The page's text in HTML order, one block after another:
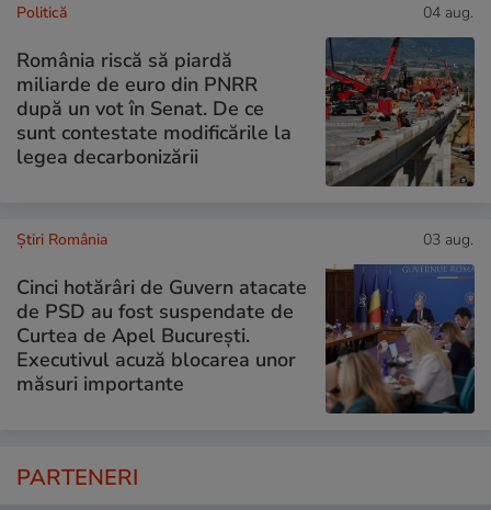
Politică 04 aug.
România riscă să piardă
miliarde de euro din PNRR
după un vot în Senat. De ce
sunt contestate modificările la
legea decarbonizării
Știri România 03 aug.
Cinci hotărâri de Guvern atacate
de PSD au fost suspendate de
Curtea de Apel București.
Executivul acuză blocarea unor
măsuri importante
PARTENERI